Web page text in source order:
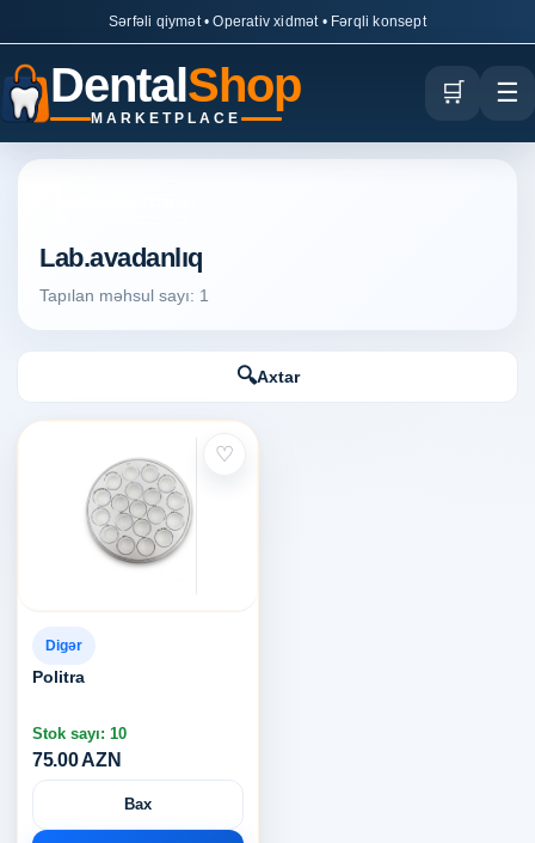
Sərfəli qiymət • Operativ xidmət • Fərqli konsept
DentalShop
MARKETPLACE
🛒 ☰
Lab.avadanlıq
Tapılan məhsul sayı: 1
🔍Axtar
♡
Digər
Politra
Stok sayı: 10
75.00 AZN
Bax